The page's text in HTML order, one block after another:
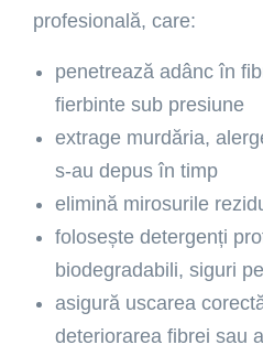
profesională, care:
penetrează adânc în
fierbinte sub presiune
extrage murdăria,
s-au depus în timp
elimină mirosurile
folosește detergenți
biodegradabili, siguri
asigură uscarea
deteriorarea fibrei sau